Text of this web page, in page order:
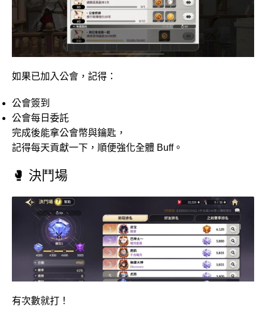
如果已加入公會，記得：
公會簽到
公會每日委託
完成後能拿公會幣與鑰匙，
記得每天貢獻一下，順便強化全體 Buff。
🥊 決鬥場
有次數就打！